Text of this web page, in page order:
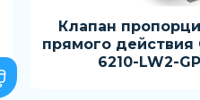
Клапан
прямого действия
6210-LW2-